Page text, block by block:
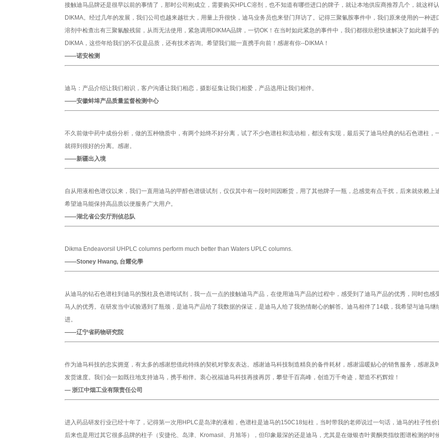
接触迪马品牌还是很早以前的事情了，那时公司刚成立，需要购买HPLC溶剂，也不知道有哪些进口的牌子，就让本地供应商推荐几个，就这样
DIKMA。经过几年的发展，我们公司也越来越壮大，用量上升很快，迪马业务员也来登门拜访了。记得三聚氰胺事件中，我们原来使用的一种进
溶剂中检查出有三聚氰酸残留，从而无法使用，紧急调用DIKMA品牌，一切OK！在当时如此紧急的事件中，我们都很欣慰快速解决了如此棘手的
DIKMA，这些年给我们的不仅是品质，还有技术咨询。希望我们能一直携手向前！感谢有你--DIKMA！
——诺安检测
迪马：产品介绍让我们相识，客户沟通让我们相恋，摄影征集让我们相爱，产品选用让我们相伴。
——安徽蚌埠产品质量监督检测中心
不久前做中药中成份分析，做的五种物质中，有两个始终不好分离，试了不少色谱柱和流动相，都没有实现，最后买了迪马经典的钻石色谱柱，
就得到很好的分离。感谢。
——新疆出入境
自从用液相色谱仪以来，我们一直用迪马的甲醇色谱级试剂，仅仅其中有一段时间因断货，用了其他牌子一瓶，总感觉有点干扰，后来就依赖上
希望迪马能保持高品质以便服务广大用户。
——湖北省公安厅刑侦总队
Dikma Endeavorsil UHPLC columns perform much better than Waters UPLC columns.
——Stoney Hwang, 台耀化學
从迪马的钻石色谱柱到迪马的预柱及色谱纯试剂，我一点一点的接触迪马产品，在使用迪马产品的过程中，感受到了迪马产品的优秀，同时也感
马人的优秀。在研发当中试验遇到了瓶颈，是迪马产品给了我数据的保证，是迪马人给了我热情耐心的解答。迪马相伴了14载，我希望与迪马继
进。
——辽宁省药物研究院
作为迪马科技的忠实拥趸，有太多的感谢想借此特殊的契机对挚友表达。感谢迪马科技制造精良的备件耗材，感谢温暖贴心的销售服务，感谢及
发货速度。我们会一如既往地支持迪马，携手相伴。衷心祝福迪马科技再接再厉，攀登千百高峰，创造万千奇迹，塑造不朽辉煌！
— 浙江中烟工业有限责任公司
进入药品研发行业已经十年了，记得第一次用HPLC是岛津的液相，色谱柱是迪马的150C18短柱，当时带我的老师说过一句话，迪马的柱子性价
后来也是用过其它很多品牌的柱子（安捷伦、岛津、Kromasil、月旭等），但印象最深的还是迪马，尤其是在做银杏叶黄酮类指纹图谱检测的时